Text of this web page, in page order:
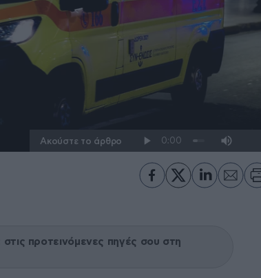
Ακούστε το άρθρο
προτεινόμενες πηγές σου στη